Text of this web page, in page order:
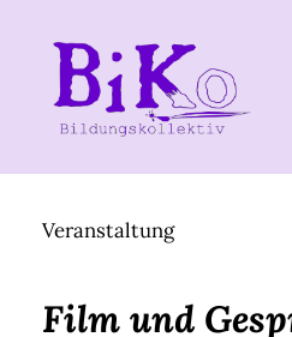
Veranstaltung
Film und